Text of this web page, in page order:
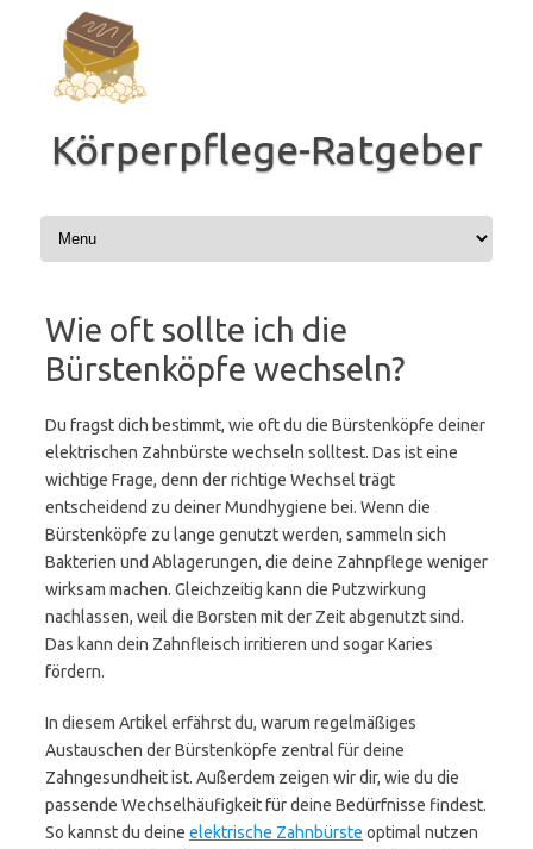
Inhalt
springen
Körperpflege-Ratgeber
Wie oft sollte ich die
Bürstenköpfe wechseln?
Du fragst dich bestimmt, wie oft du die Bürstenköpfe deiner
elektrischen Zahnbürste wechseln solltest. Das ist eine
wichtige Frage, denn der richtige Wechsel trägt
entscheidend zu deiner Mundhygiene bei. Wenn die
Bürstenköpfe zu lange genutzt werden, sammeln sich
Bakterien und Ablagerungen, die deine Zahnpflege weniger
wirksam machen. Gleichzeitig kann die Putzwirkung
nachlassen, weil die Borsten mit der Zeit abgenutzt sind.
Das kann dein Zahnfleisch irritieren und sogar Karies
fördern.
In diesem Artikel erfährst du, warum regelmäßiges
Austauschen der Bürstenköpfe zentral für deine
Zahngesundheit ist. Außerdem zeigen wir dir, wie du die
passende Wechselhäufigkeit für deine Bedürfnisse findest.
So kannst du deine elektrische Zahnbürste optimal nutzen